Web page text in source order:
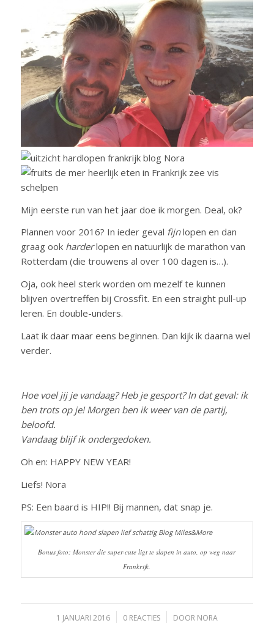
Mijn eerste run van het jaar doe ik morgen. Deal, ok?
Plannen voor 2016? In ieder geval fijnlopen en dan
graag ook harderlopen en natuurlijk de marathon van
Rotterdam (die trouwens al over 100 dagen is…).
Oja, ook heel sterk worden om mezelf te kunnen
blijven overtreffen bij Crossfit. En een straight pull-up
leren. En double-unders.
Laat ik daar maar eens beginnen. Dan kijk ik daarna wel
verder.
Hoe voel jij je vandaag? Heb je gesport? In dat geval: ik
ben trots op je! Morgen ben ik weer van de partij,
beloofd.
Vandaag blijf ik ondergedoken.
Oh en: HAPPY NEW YEAR!
Liefs! Nora
PS: Een baard is HIP!! Bij mannen, dat snap je.
Bonus foto: Monster die super-cute ligt te slapen in auto, op weg naar
Frankrijk.
1 JANUARI 2016
/ 0 REACTIES
/ DOOR NORA